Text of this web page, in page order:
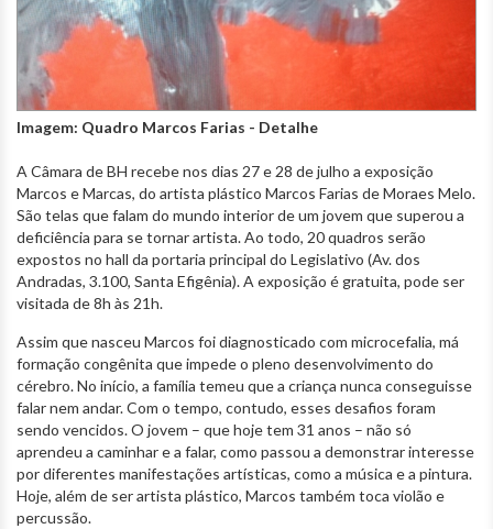
Imagem: Quadro Marcos Farias - Detalhe
A Câmara de BH recebe nos dias 27 e 28 de julho a exposição
Marcos e Marcas, do artista plástico Marcos Farias de Moraes Melo.
São telas que falam do mundo interior de um jovem que superou a
deficiência para se tornar artista. Ao todo, 20 quadros serão
expostos no hall da portaria principal do Legislativo (Av. dos
Andradas, 3.100, Santa Efigênia). A exposição é gratuita, pode ser
visitada de 8h às 21h.
Assim que nasceu Marcos foi diagnosticado com microcefalia, má
formação congênita que impede o pleno desenvolvimento do
cérebro. No início, a família temeu que a criança nunca conseguisse
falar nem andar. Com o tempo, contudo, esses desafios foram
sendo vencidos. O jovem – que hoje tem 31 anos – não só
aprendeu a caminhar e a falar, como passou a demonstrar interesse
por diferentes manifestações artísticas, como a música e a pintura.
Hoje, além de ser artista plástico, Marcos também toca violão e
percussão.